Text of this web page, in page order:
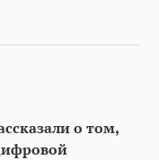
о том,